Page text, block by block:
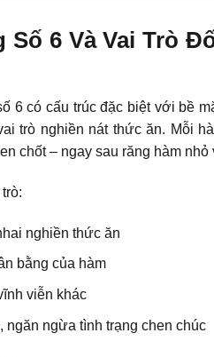
Số 6 Và Vai Trò
6 có cấu trúc đặc biệt với bề
trò nghiền nát thức ăn. Mỗi
chốt – ngay sau răng hàm
nghiền thức ăn
bằng của hàm
viễn khác
ngừa tình trạng chen chúc